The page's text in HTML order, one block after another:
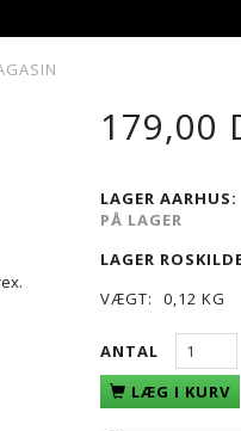
179,00
LAGER AARHUS:
PÅ LAGER
LAGER
VÆGT:
0,12 KG
ANTAL
LÆG I KURV